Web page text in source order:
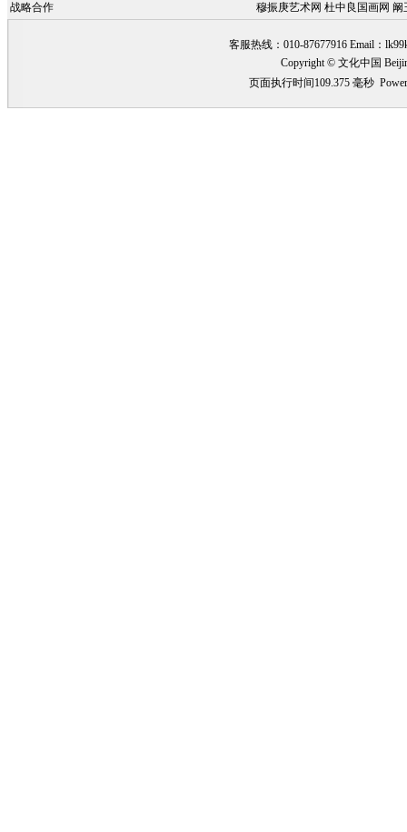
战略合作
穆振庚艺术网 杜中良国画网 阚
客服热线：010-87677916 Email：
Copyright © 文化中国
页面执行时间109.375 毫秒